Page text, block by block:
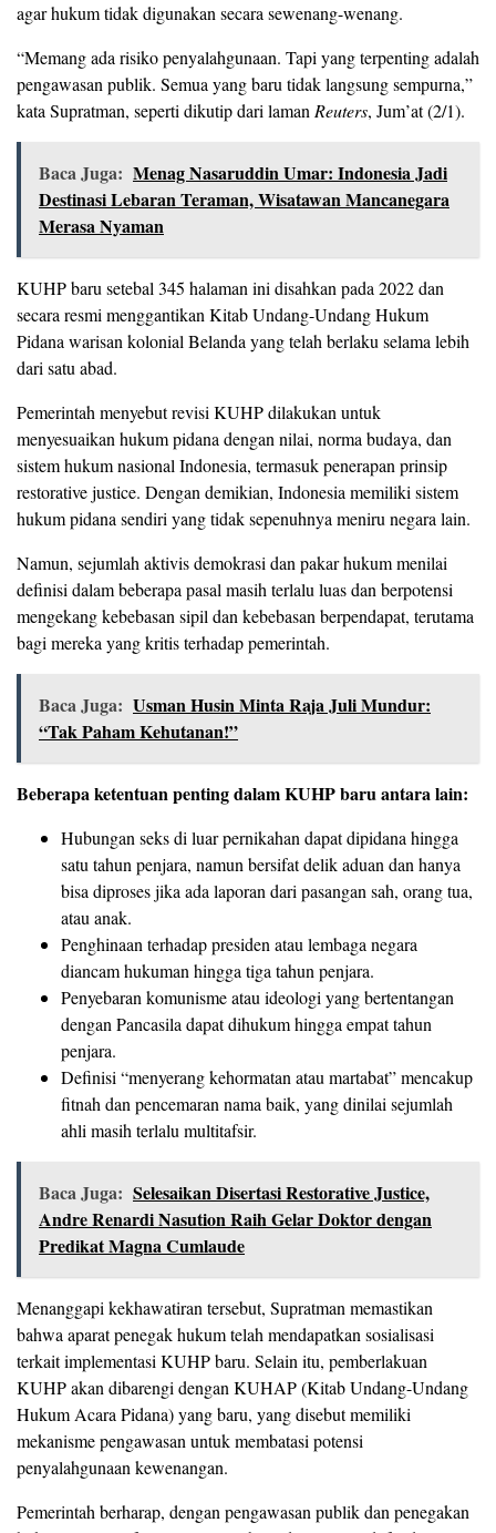
agar hukum tidak digunakan secara sewenang-wenang.
“Memang ada risiko penyalahgunaan. Tapi yang terpenting adalah
pengawasan publik. Semua yang baru tidak langsung sempurna,”
kata Supratman, seperti dikutip dari lamanReuters, Jum’at (2/1).
Baca Juga: Menag Nasaruddin Umar: Indonesia Jadi
Destinasi Lebaran Teraman, Wisatawan Mancanegara
Merasa Nyaman
KUHP baru setebal 345 halaman ini disahkan pada 2022 dan
secara resmi menggantikan Kitab Undang-Undang Hukum
Pidana warisan kolonial Belanda yang telah berlaku selama lebih
dari satu abad.
Pemerintah menyebut revisi KUHP dilakukan untuk
menyesuaikan hukum pidana dengan nilai, norma budaya, dan
sistem hukum nasional Indonesia, termasuk penerapan prinsip
restorative justice. Dengan demikian, Indonesia memiliki sistem
hukum pidana sendiri yang tidak sepenuhnya meniru negara lain.
Namun, sejumlah aktivis demokrasi dan pakar hukum menilai
definisi dalam beberapa pasal masih terlalu luas dan berpotensi
mengekang kebebasan sipil dan kebebasan berpendapat, terutama
bagi mereka yang kritis terhadap pemerintah.
Baca Juga: Usman Husin Minta Raja Juli Mundur:
“Tak Paham Kehutanan!”
Beberapa ketentuan penting dalam KUHP baru antara lain:
Hubungan seks di luar pernikahan dapat dipidana hingga
satu tahun penjara, namun bersifat delik aduan dan hanya
bisa diproses jika ada laporan dari pasangan sah, orang tua,
atau anak.
Penghinaan terhadap presiden atau lembaga negara
diancam hukuman hingga tiga tahun penjara.
Penyebaran komunisme atau ideologi yang bertentangan
dengan Pancasila dapat dihukum hingga empat tahun
penjara.
Definisi “menyerang kehormatan atau martabat” mencakup
fitnah dan pencemaran nama baik, yang dinilai sejumlah
ahli masih terlalu multitafsir.
Baca Juga: Selesaikan Disertasi Restorative Justice,
Andre Renardi Nasution Raih Gelar Doktor dengan
Predikat Magna Cumlaude
Menanggapi kekhawatiran tersebut, Supratman memastikan
bahwa aparat penegak hukum telah mendapatkan sosialisasi
terkait implementasi KUHP baru. Selain itu, pemberlakuan
KUHP akan dibarengi dengan KUHAP (Kitab Undang-Undang
Hukum Acara Pidana) yang baru, yang disebut memiliki
mekanisme pengawasan untuk membatasi potensi
penyalahgunaan kewenangan.
Pemerintah berharap, dengan pengawasan publik dan penegakan